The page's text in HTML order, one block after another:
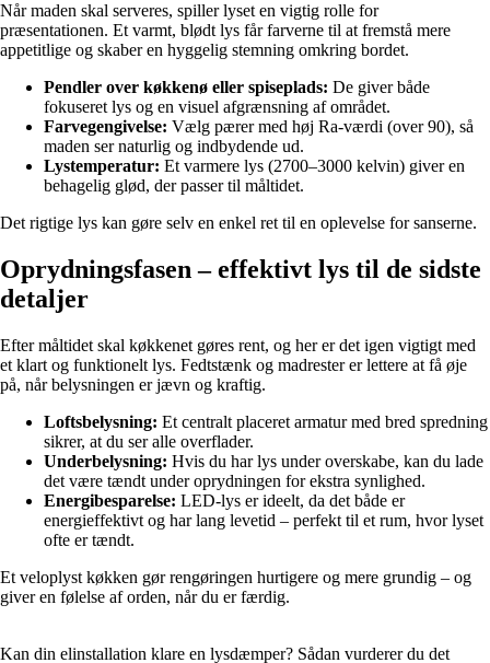
Når maden skal serveres, spiller lyset en vigtig rolle for
præsentationen. Et varmt, blødt lys får farverne til at fremstå mere
appetitlige og skaber en hyggelig stemning omkring bordet.
Pendler over køkkenø eller spiseplads: De giver både
fokuseret lys og en visuel afgrænsning af området.
Farvegengivelse: Vælg pærer med høj Ra-værdi (over 90), så
maden ser naturlig og indbydende ud.
Lystemperatur: Et varmere lys (2700–3000 kelvin) giver en
behagelig glød, der passer til måltidet.
Det rigtige lys kan gøre selv en enkel ret til en oplevelse for sanserne.
Oprydningsfasen – effektivt lys til de sidste
detaljer
Efter måltidet skal køkkenet gøres rent, og her er det igen vigtigt med
et klart og funktionelt lys. Fedtstænk og madrester er lettere at få øje
på, når belysningen er jævn og kraftig.
Loftsbelysning: Et centralt placeret armatur med bred spredning
sikrer, at du ser alle overflader.
Underbelysning: Hvis du har lys under overskabe, kan du lade
det være tændt under oprydningen for ekstra synlighed.
Energibesparelse: LED-lys er ideelt, da det både er
energieffektivt og har lang levetid – perfekt til et rum, hvor lyset
ofte er tændt.
Et veloplyst køkken gør rengøringen hurtigere og mere grundig – og
giver en følelse af orden, når du er færdig.
Kan din elinstallation klare en lysdæmper? Sådan vurderer du det